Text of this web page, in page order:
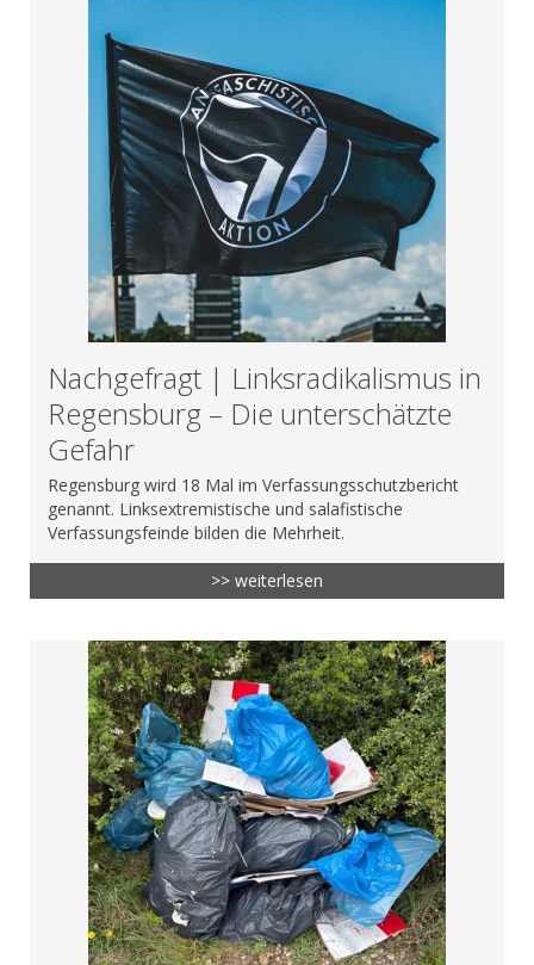
Nachgefragt | Linksradikalismus in
Regensburg – Die unterschätzte
Gefahr
Regensburg wird 18 Mal im Verfassungsschutzbericht
genannt. Linksextremistische und salafistische
Verfassungsfeinde bilden die Mehrheit.
>> weiterlesen